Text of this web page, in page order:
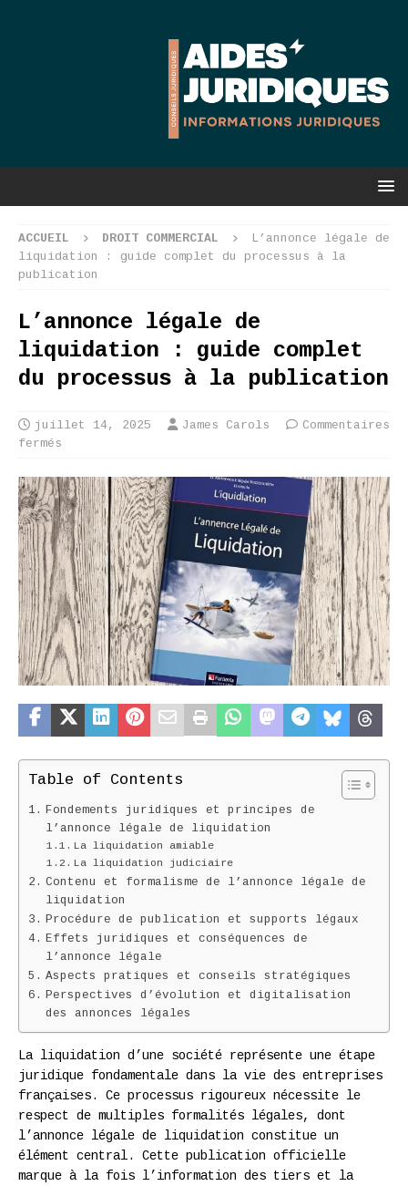
ACCUEIL DROIT COMMERCIAL
L’annonce légale de
liquidation : guide complet du processus à la
publication
L’annonce légale de
liquidation : guide complet
du processus à la publication
juillet 14, 2025 James Carols
Commentaires
fermés
Table of Contents
Fondements juridiques et principes de
l’annonce légale de liquidation
La liquidation amiable
La liquidation judiciaire
Contenu et formalisme de l’annonce légale de
liquidation
Procédure de publication et supports légaux
Effets juridiques et conséquences de
l’annonce légale
Aspects pratiques et conseils stratégiques
Perspectives d’évolution et digitalisation
des annonces légales
La liquidation d’une société représente une étape
juridique fondamentale dans la vie des entreprises
françaises. Ce processus rigoureux nécessite le
respect de multiples formalités légales, dont
l’annonce légale de liquidation constitue un
élément central. Cette publication officielle
marque à la fois l’information des tiers et la